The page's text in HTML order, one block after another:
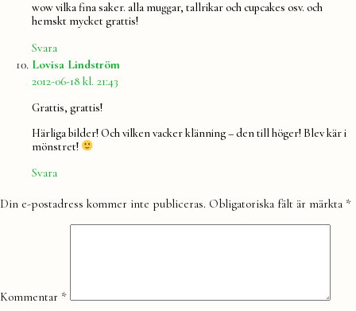
wow vilka fina saker. alla muggar, tallrikar och cupcakes osv. och
hemskt mycket grattis!
Svara
Lovisa Lindström
2012-06-18 kl. 21:43
Grattis, grattis!
Härliga bilder! Och vilken vacker klänning – den till höger! Blev kär i
mönstret!
Svara
Lämna
Din e-postadress kommer inte publiceras. Obligatoriska fält är märkta *
Kommentar *